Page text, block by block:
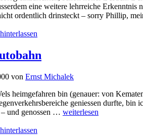
eine weitere lehrreiche
ordentlich drinsteckt – sorry Phillip,
von Ernst Michalek
heimgefahren bin (genauer: von
geniessen durfte,
und genossen … weiterlesen